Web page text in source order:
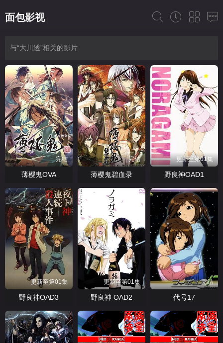
面包影视
与“大川透”相关的影片
完结
薄樱鬼OVA
完结
薄樱鬼碧血录
更新至第01集
野良神OAD1
更新至第01集
野良神OAD3
更新至第01集
野良神 OAD2
完结
代号17